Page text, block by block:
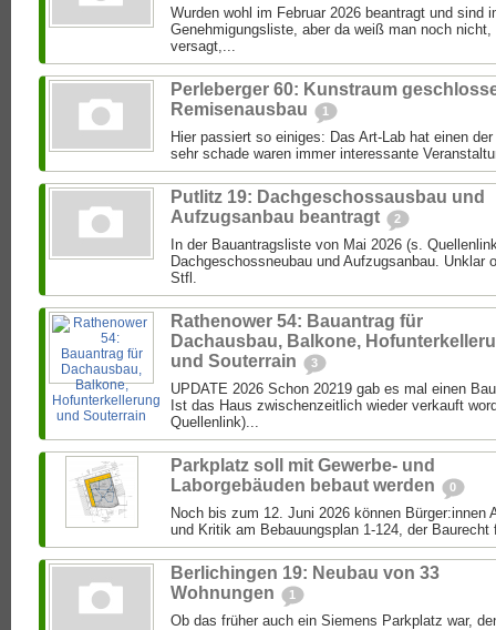
Wurden wohl im Februar 2026 beantragt und sind
Genehmigungsliste, aber da weiß man noch nicht,
versagt,...
Perleberger 60: Kunstraum
Remisenausbau
1
Hier passiert so einiges: Das Art-Lab hat einen
sehr schade waren immer interessante
Putlitz 19: Dachgeschossausbau und
Aufzugsanbau beantragt
2
In der Bauantragsliste von Mai 2026 (s.
Dachgeschossneubau und Aufzugsanbau. Unklar
Stfl.
Rathenower 54: Bauantrag für
Dachausbau, Balkone,
und Souterrain
3
UPDATE 2026 Schon 20219 gab es mal einen
Ist das Haus zwischenzeitlich wieder verkauft
Quellenlink)...
Parkplatz soll mit Gewerbe- und
Laborgebäuden bebaut werden
0
Noch bis zum 12. Juni 2026 können Bürger:innen
und Kritik am Bebauungsplan 1-124, der Baurecht
Berlichingen 19: Neubau von 33
Wohnungen
1
Ob das früher auch ein Siemens Parkplatz war,